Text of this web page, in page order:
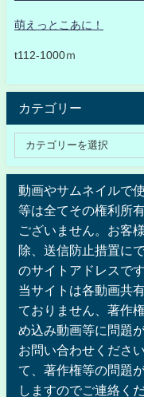
萌えっとこあに！
t112-1000ｍ
カテゴリー
動画やサムネイルで
等は全てその権利所
ございません。お客
除、送信防止措置に
のサイトアドレスで
当サイトは各動画共
ておりません、著作
め込み動画等に問題
お問い合わせくださ
て、著作権等の問題
しますのでご連絡く